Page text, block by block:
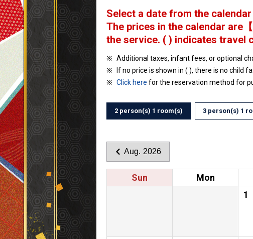
Select a date from the
The prices in the calendar are 【
the service. ( ) indicates travel
Additional taxes, infant fees, or optional
If no price is shown in ( ), there is no child
Click here for the reservation method for
2 person(s) 1 room(s) 3 person(s) 1
Aug. 2026
Sun Mon
1